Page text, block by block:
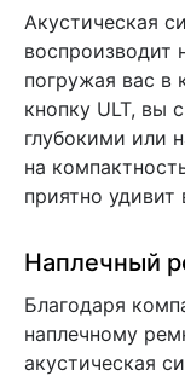
Акустическая
воспроизводит
погружая вас
кнопку ULT, вы
глубокими или
на
приятно
Наплечный
Благодаря
наплечному
акустическая